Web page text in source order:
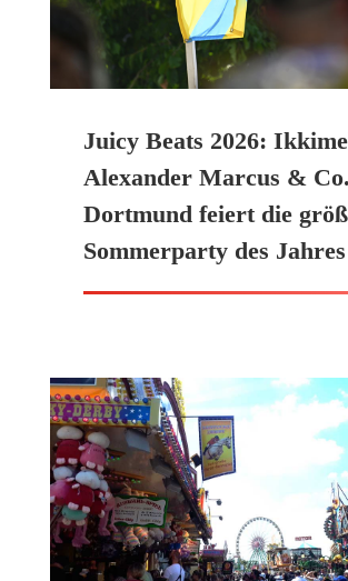
Juicy Beats 2026:
Alexander Marcus &
Dortmund feiert die
Sommerparty des Jahres